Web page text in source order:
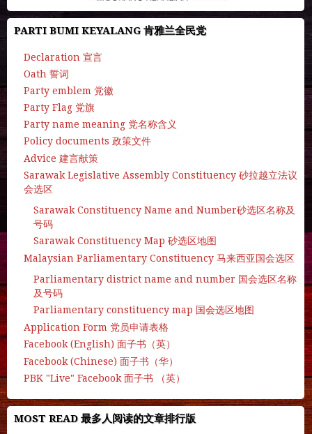
PARTI BUMI KEYALANG 肯雅兰全民党
Declaration 宣言
Oath 誓词
Party emblem 党徽
Party Flag 党旗
Party name meaning 党名称含义
Policy documents 政策文件
Advice 建言献策
Sarawak Legislative Assembly Constituency 砂拉越立法议
会选区
Sarawak Constituency Name and Number砂选区名称及
号码
Sarawak Constituency Map 砂选区地图
Malaysian Parliamentary Constituency 马来西亚国会选区
Parliamentary district name and number 国会选区名称
及号码
Parliamentary constituency map 国会选区地图
Application Form 党员申请表格
Facebook (English) 面子书（英）
Facebook (Chinese) 面子书（华）
PBK "Live" Facebook 面子书 （英）
MOST READ 最多人阅读的文章排行版